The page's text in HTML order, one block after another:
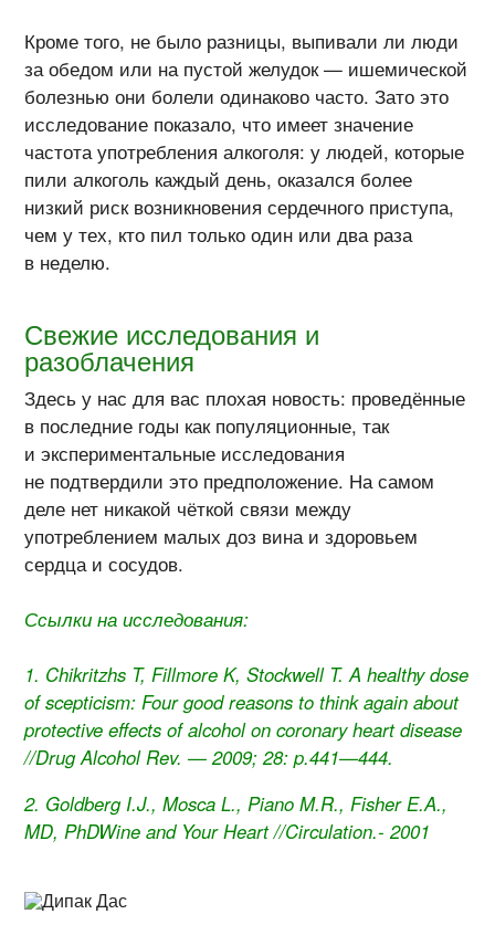
Кроме того, не было разницы, выпивали ли люди
за обедом или на пустой желудок — ишемической
болезнью они болели одинаково часто. Зато это
исследование показало, что имеет значение
частота употребления алкоголя: у людей, которые
пили алкоголь каждый день, оказался более
низкий риск возникновения сердечного приступа,
чем у тех, кто пил только один или два раза
в неделю.
Свежие исследования и
разоблачения
Здесь у нас для вас плохая новость: проведённые
в последние годы как популяционные, так
и экспериментальные исследования
не подтвердили это предположение. На самом
деле нет никакой чёткой связи между
употреблением малых доз вина и здоровьем
сердца и сосудов.
Ссылки на исследования:
Chikritzhs T, Fillmore K, Stockwell T. A healthy dose
of scepticism: Four good reasons to think again about
protective effects of alcohol on coronary heart disease
//Drug Alcohol Rev. — 2009; 28: p.441—444.
Goldberg I.J., Mosca L., Piano M.R., Fisher E.A.,
MD, PhDWine and Your Heart //Circulation.- 2001